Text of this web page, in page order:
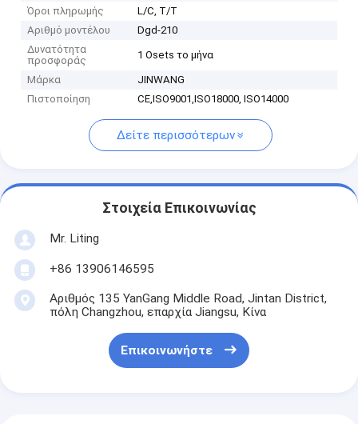
Όροι πληρωμής
L/C, T/T
Αριθμό μοντέλου
Dgd-210
Δυνατότητα
προσφοράς
1 Osets το μήνα
Μάρκα
JINWANG
Πιστοποίηση
CE,ISO9001,ISO18000, ISO14000
Δείτε περισσότερων
Στοιχεία Επικοινωνίας
Mr. Liting
+86 13906146595
Αριθμός 135 YanGang Middle Road, Jintan District,
πόλη Changzhou, επαρχία Jiangsu, Κίνα
Επικοινωνήστε